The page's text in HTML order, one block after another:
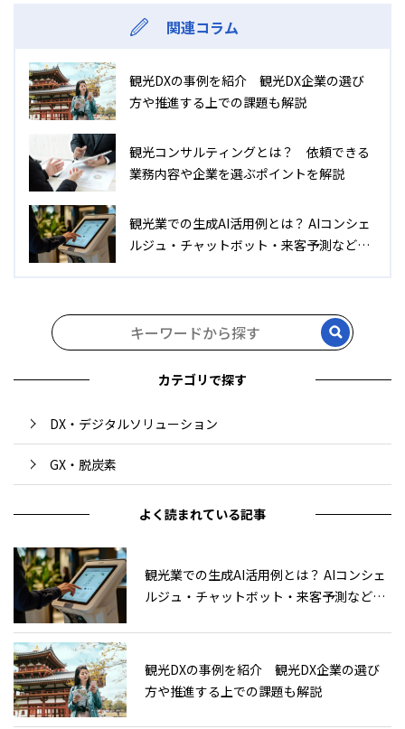
関連コラム
観光DXの事例を紹介 観光DX企業の選び
方や推進する上での課題も解説
観光コンサルティングとは？ 依頼できる
業務内容や企業を選ぶポイントを解説
観光業での生成AI活用例とは？ AIコンシェ
ルジュ・チャットボット・来客予測などの
カテゴリで探す
DX・デジタルソリューション
GX・脱炭素
よく読まれている記事
観光業での生成AI活用例とは？ AIコンシェ
ルジュ・チャットボット・来客予測などの
観光DXの事例を紹介 観光DX企業の選び
方や推進する上での課題も解説